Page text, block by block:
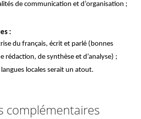
de communication et d’organisation ;
:
du français, écrit et parlé (bonnes
rédaction, de synthèse et d’analyse) ;
locales serait un atout.
complémentaires